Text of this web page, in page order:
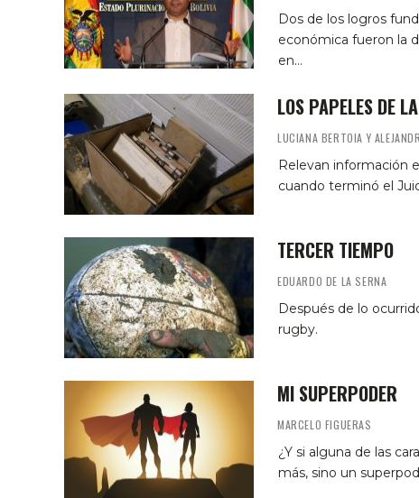
Dos de los logros
económica fueron la
en…
LOS PAPELES DE
LUCIANA BERTOIA Y
Relevan información
cuando terminó el
TERCER TIEMPO
EDUARDO DE LA SERNA
Después de lo
rugby.
MI SUPERPODER
MARCELO FIGUERAS
¿Y si alguna de las
más, sino un